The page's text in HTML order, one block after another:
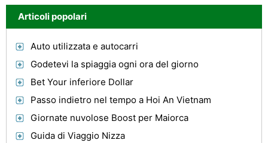
Articoli popolari
Auto utilizzata e autocarri
Godetevi la spiaggia ogni ora del giorno
Bet Your inferiore Dollar
Passo indietro nel tempo a Hoi An Vietnam
Giornate nuvolose Boost per Maiorca
Guida di Viaggio Nizza